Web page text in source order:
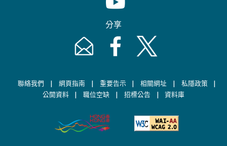
分享
Email [This link will pop up in a new
Facebook [This link will pop up
Twitter [This link will
聯絡我們 | 網頁指南 | 重要告示 | 相關網址 | 私隱政策 |
公開資料 | 職位空缺 | 招標公告 | 資料庫